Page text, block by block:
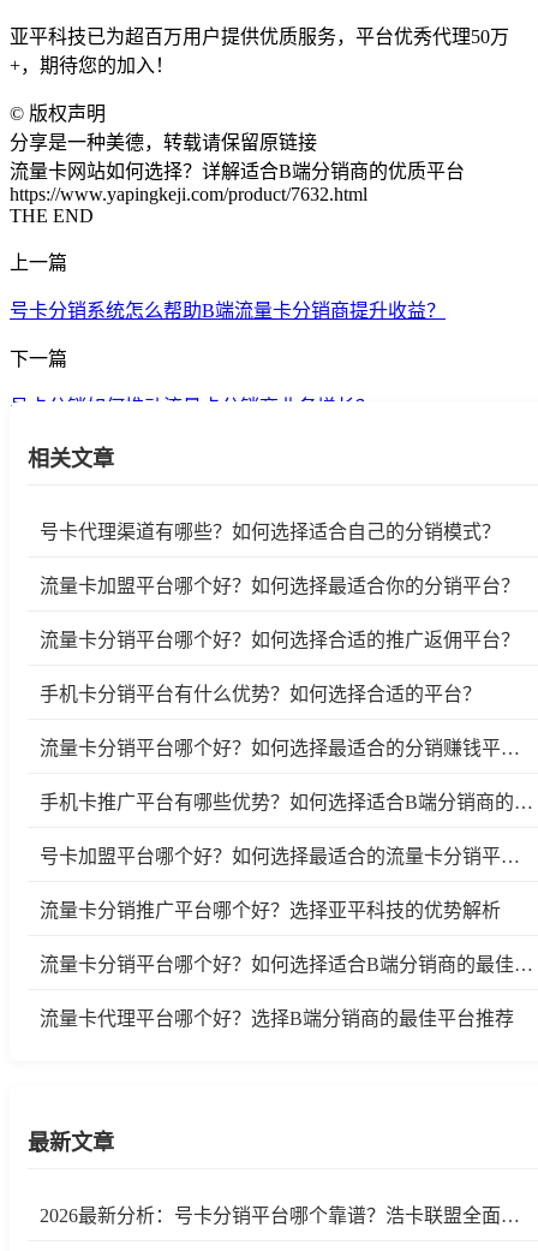
亚平科技已为超百万用户提供优质服务，平台优秀代理50万
+，期待您的加入！
© 版权声明
分享是一种美德，转载请保留原链接
流量卡网站如何选择？详解适合B端分销商的优质平台
https://www.yapingkeji.com/product/7632.html
THE END
上一篇
号卡分销系统怎么帮助B端流量卡分销商提升收益？
下一篇
号卡分销如何推动流量卡分销商业务增长？
相关文章
号卡代理渠道有哪些？如何选择适合自己的分销模式？
流量卡加盟平台哪个好？如何选择最适合你的分销平台？
流量卡分销平台哪个好？如何选择合适的推广返佣平台？
手机卡分销平台有什么优势？如何选择合适的平台？
流量卡分销平台哪个好？如何选择最适合的分销赚钱平台？
手机卡推广平台有哪些优势？如何选择适合B端分销商的优质平台？
号卡加盟平台哪个好？如何选择最适合的流量卡分销平台？
流量卡分销推广平台哪个好？选择亚平科技的优势解析
流量卡分销平台哪个好？如何选择适合B端分销商的最佳平台
流量卡代理平台哪个好？选择B端分销商的最佳平台推荐
最新文章
2026最新分析：号卡分销平台哪个靠谱？浩卡联盟全面测评